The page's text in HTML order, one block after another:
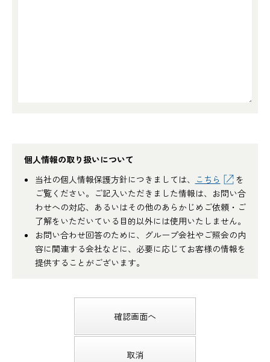
個人情報の取り扱いについて
当社の個人情報保護方針につきましては、
こちら
を
ご覧ください。ご記入いただきました情報は、お問い合
わせへの対応、あるいはその他のあらかじめご依頼・ご
了解をいただいている目的以外には使用いたしません。
お問い合わせ回答のために、グループ会社やご照会の内
容に関連する会社などに、必要に応じてお客様の情報を
提供することがございます。